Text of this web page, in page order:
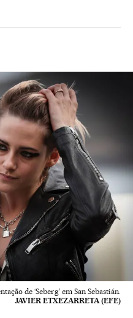
Sociales
de ‘Seberg’ em San Sebastián.
JAVIER ETXEZARRETA (EFE)